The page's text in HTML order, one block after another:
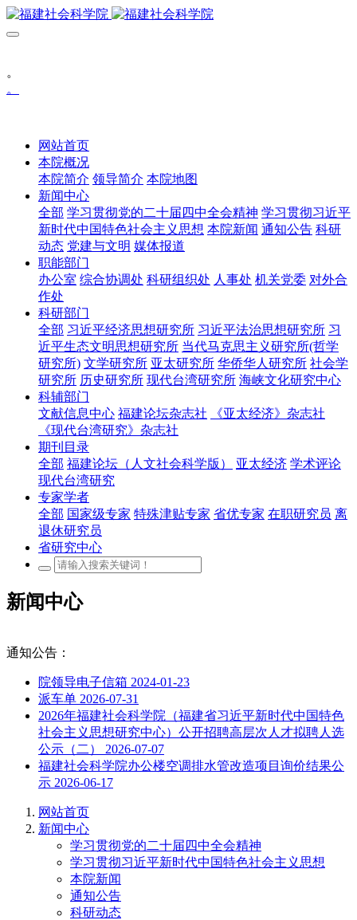
。
。
网站首页
本院概况
本院简介 领导简介 本院地图
新闻中心
全部 学习贯彻党的二十届四中全会精神 学习贯彻习近平
新时代中国特色社会主义思想 本院新闻 通知公告 科研
动态 党建与文明 媒体报道
职能部门
办公室 综合协调处 科研组织处 人事处 机关党委 对外合
作处
科研部门
全部 习近平经济思想研究所 习近平法治思想研究所 习
近平生态文明思想研究所 当代马克思主义研究所(哲学
研究所) 文学研究所 亚太研究所 华侨华人研究所 社会学
研究所 历史研究所 现代台湾研究所 海峡文化研究中心
科辅部门
文献信息中心 福建论坛杂志社
《亚太经济》杂志社
《现代台湾研究》杂志社
期刊目录
全部 福建论坛（人文社会科学版） 亚太经济 学术评论
现代台湾研究
专家学者
全部 国家级专家 特殊津贴专家 省优专家 在职研究员 离
退休研究员
省研究中心
新闻中心
通知公告：
院领导电子信箱 2024-01-23
派车单 2026-07-31
2026年福建社会科学院（福建省习近平新时代中国特色
社会主义思想研究中心）公开招聘高层次人才拟聘人选
公示（二） 2026-07-07
福建社会科学院办公楼空调排水管改造项目询价结果公
示 2026-06-17
网站首页
新闻中心
学习贯彻党的二十届四中全会精神
学习贯彻习近平新时代中国特色社会主义思想
本院新闻
通知公告
科研动态